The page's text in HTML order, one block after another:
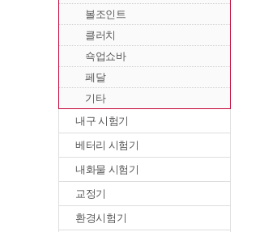
볼조인트
클러치
쇽업쇼바
페달
기타
내구 시험기
베터리 시험기
내화물 시험기
교정기
환경시험기